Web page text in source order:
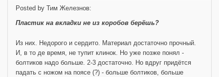
Posted by Тим Железнов:
Пластик на вкладки не из коробов берёшь?
Из них. Недорого и сердито. Материал достаточно прочный.
И, в то де время, не тупит клинок. Но уже позже понял -
болтиков надо больше. 2-3 достаточно. Но вдруг придётся
падать с ножом на поясе (?) - больше болтиков, больше